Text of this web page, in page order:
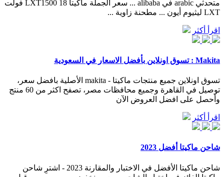
متحدثي arabic في alibaba ... سعر الجملة ماكيتا LXT1500 18 فولت
LXT ليثيوم أيون ... مطحنة زاوية ...
اقرأ أكثر
Makita : تسوق اونلاين بأفضل الاسعار في السعودية
تسوق اونلاين جميع منتجات ماكيتا - makita الأصلية بافضل سعر،
توصيل في القاهرة وجميع محافظات مصر، تصفح اكثر من 60 منتج
وأحصل على افضل العروض الآن
اقرأ أكثر
شاحن ماكيتا أفضل 2023
شاحن ماكيتا الأفضل في الاختبار والمقارنة 2023 - اشترِ شاحن